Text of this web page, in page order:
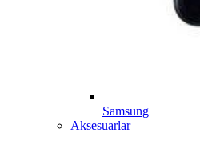
Samsung
Aksesuarlar